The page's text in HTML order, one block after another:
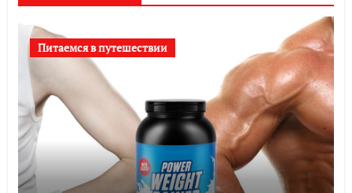
Питаемся в путешествии